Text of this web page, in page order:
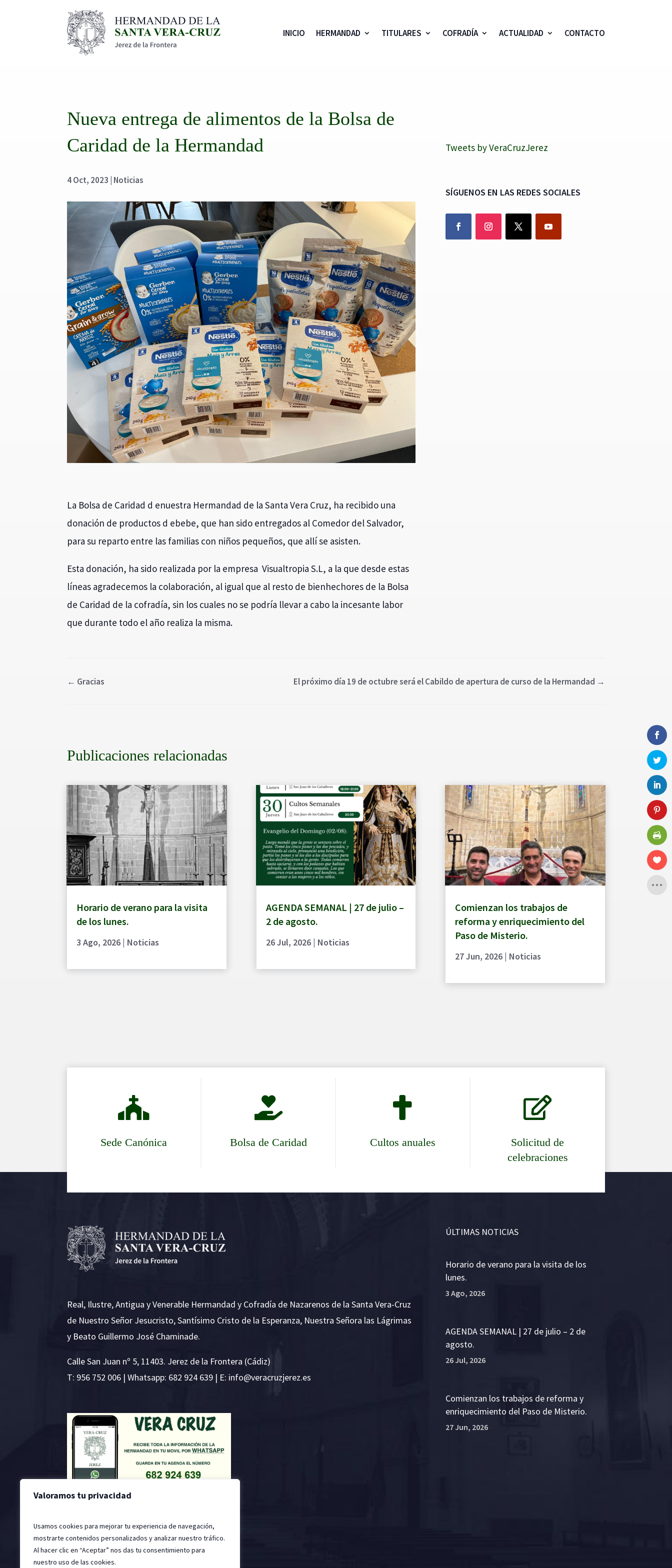
Valoramos tu privacidad
Usamos cookies para mejorar tu experiencia de navegación,
mostrarte contenidos personalizados y analizar nuestro tráfico.
Al hacer clic en “Aceptar” nos das tu consentimiento para
nuestro uso de las cookies.
INICIO HERMANDAD TITULARES COFRADÍA ACTUALIDAD CONTACTO
Nueva entrega de alimentos de la Bolsa de
Caridad de la Hermandad
4 Oct, 2023 Noticias
La Bolsa de Caridad d enuestra Hermandad de la Santa Vera Cruz, ha recibido una
donación de productos d ebebe, que han sido entregados al Comedor del Salvador,
para su reparto entre las familias con niños pequeños, que allí se asisten.
Esta donación, ha sido realizada por la empresa Visualtropia S.L, a la que desde estas
líneas agradecemos la colaboración, al igual que al resto de bienhechores de la Bolsa
de Caridad de la cofradía, sin los cuales no se podría llevar a cabo la incesante labor
que durante todo el año realiza la misma.
Tweets by VeraCruzJerez
SÍGUENOS EN LAS REDES SOCIALES
← Gracias El próximo día 19 de octubre será el Cabildo de apertura de curso de la Hermandad →
Publicaciones relacionadas
Horario de verano para la visita
de los lunes.
3 Ago, 2026 | Noticias
AGENDA SEMANAL | 27 de julio –
2 de agosto.
26 Jul, 2026| Noticias
Comienzan los trabajos de
reforma y enriquecimiento del
Paso de Misterio.
27 Jun, 2026| Noticias

Sede Canónica

Bolsa de Caridad

Cultos anuales

Solicitud de
celebraciones
Real, Ilustre, Antigua y Venerable Hermandad y Cofradía de Nazarenos de la Santa Vera-Cruz
de Nuestro Señor Jesucristo, Santísimo Cristo de la Esperanza, Nuestra Señora las Lágrimas
y Beato Guillermo José Chaminade.
Calle San Juan nº 5, 11403. Jerez de la Frontera (Cádiz)
T: 956 752 006 | Whatsapp: 682 924 639 | E: se.ze
rejzu
rcare
v@ofn
i
ÚLTIMAS NOTICIAS
Horario de verano para la visita de los
lunes.
3 Ago, 2026
AGENDA SEMANAL | 27 de julio – 2 de
agosto.
26 Jul, 2026
Comienzan los trabajos de reforma y
enriquecimiento del Paso de Misterio.
27 Jun, 2026